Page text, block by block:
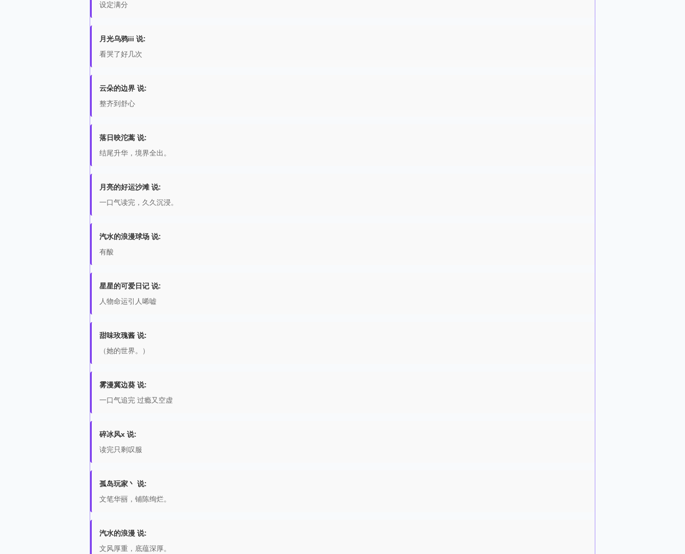
设定满分
月光乌鸦iii 说:
看哭了好几次
云朵的边界 说:
整齐到舒心
落日映沱蒿 说:
结尾升华，境界全出。
月亮的好运沙滩 说:
一口气读完，久久沉浸。
汽水的浪漫球场 说:
有酸
星星的可爱日记 说:
人物命运引人唏嘘
甜味玫瑰酱 说:
（她的世界。）
雾漫冀边葵 说:
一口气追完 过瘾又空虚
碎冰风x 说:
读完只剩叹服
孤岛玩家丶 说:
文笔华丽，铺陈绚烂。
汽水的浪漫 说:
文风厚重，底蕴深厚。